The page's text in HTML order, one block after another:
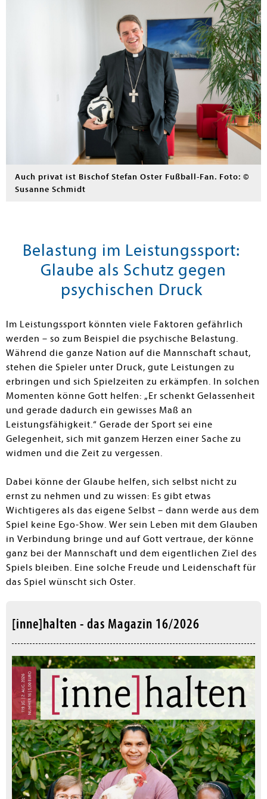
Auch privat ist Bischof Stefan Oster Fußball-Fan. Foto: ©
Susanne Schmidt
Belastung im Leistungssport:
Glaube als Schutz gegen
psychischen Druck
Im Leistungssport könnten viele Faktoren gefährlich
werden – so zum Beispiel die psychische Belastung.
Während die ganze Nation auf die Mannschaft schaut,
stehen die Spieler unter Druck, gute Leistungen zu
erbringen und sich Spielzeiten zu erkämpfen. In solchen
Momenten könne Gott helfen: „Er schenkt Gelassenheit
und gerade dadurch ein gewisses Maß an
Leistungsfähigkeit.“ Gerade der Sport sei eine
Gelegenheit, sich mit ganzem Herzen einer Sache zu
widmen und die Zeit zu vergessen.
Dabei könne der Glaube helfen, sich selbst nicht zu
ernst zu nehmen und zu wissen: Es gibt etwas
Wichtigeres als das eigene Selbst – dann werde aus dem
Spiel keine Ego-Show. Wer sein Leben mit dem Glauben
in Verbindung bringe und auf Gott vertraue, der könne
ganz bei der Mannschaft und dem eigentlichen Ziel des
Spiels bleiben. Eine solche Freude und Leidenschaft für
das Spiel wünscht sich Oster.
[inne]halten - das Magazin 16/2026